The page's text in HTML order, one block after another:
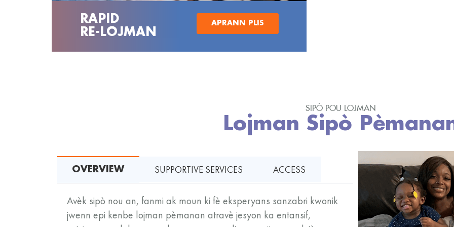
RAPID
RE-LOJMAN
APRANN PLIS
SIPÒ POU LOJMAN
Lojman Sipò
OVERVIEW SUPPORTIVE SERVICES ACCESS
Avèk sipò nou an, fanmi ak moun ki fè eksperyans sanzabri kwonik
jwenn epi kenbe lojman pèmanan atravè jesyon ka entansif,